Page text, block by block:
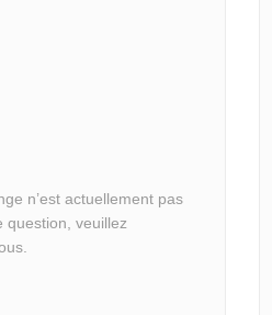
n’est actuellement pas
question, veuillez